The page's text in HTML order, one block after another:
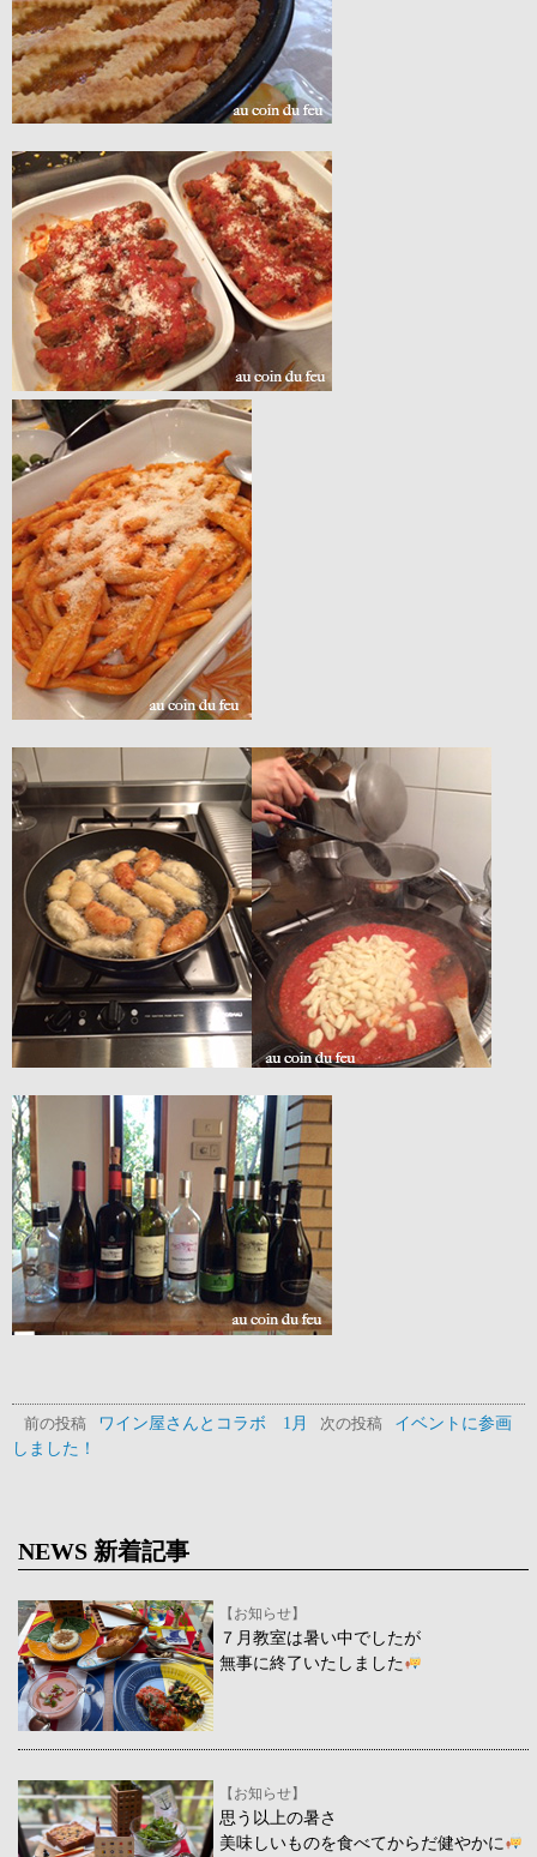
前の投稿 ワイン屋さんとコラボ 1月 次の投稿
イベントに参画
しました！
NEWS 新着記事
【お知らせ】
７月教室は暑い中でしたが
無事に終了いたしました
【お知らせ】
思う以上の暑さ
美味しいものを食べてからだ健やかに